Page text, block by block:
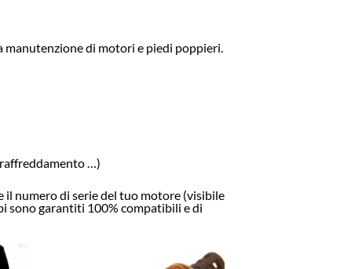
manutenzione di motori e piedi poppieri.
…)
numero di serie del tuo motore (visibile
sono garantiti 100% compatibili e di